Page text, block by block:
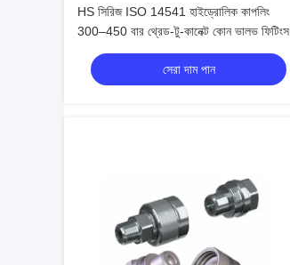
HS সিরিজ ISO 14541 হাইড্রোলিক কাপলিং
300–450 বার থ্রেড-টু-কানেক্ট কোন ভালভ ফিটিংস
সেরা দাম পান